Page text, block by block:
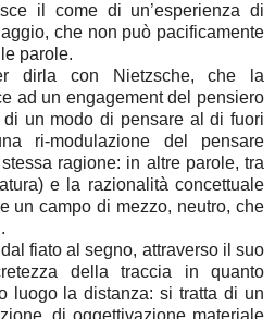
il come di un’esperienza di
che non può pacificamente
parole.
dirla con Nietzsche, che la
ad un engagement del pensiero
un modo di pensare al di fuori
ri-modulazione del pensare
ragione: in altre parole, tra
e la razionalità concettuale
un campo di mezzo, neutro, che
fiato al segno, attraverso il suo
della traccia in quanto
luogo la distanza: si tratta di un